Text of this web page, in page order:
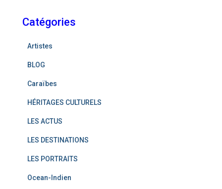
Catégories
Artistes
BLOG
Caraïbes
HÉRITAGES CULTURELS
LES ACTUS
LES DESTINATIONS
LES PORTRAITS
Ocean-Indien